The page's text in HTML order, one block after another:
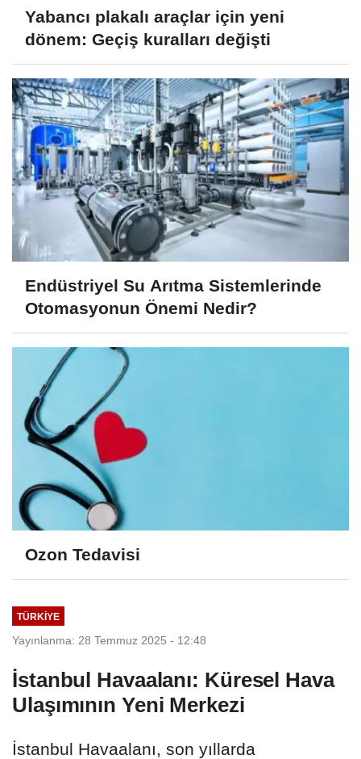
Yabancı plakalı araçlar için yeni
dönem: Geçiş kuralları değişti
Endüstriyel Su Arıtma Sistemlerinde
Otomasyonun Önemi Nedir?
Ozon Tedavisi
TÜRKIYE
Yayınlanma: 28 Temmuz 2025 - 12:48
İstanbul Havaalanı: Küresel Hava
Ulaşımının Yeni Merkezi
İstanbul Havaalanı, son yıllarda